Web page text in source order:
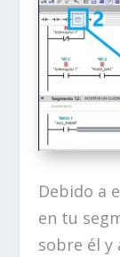
Debido a
en tu
sobre él y